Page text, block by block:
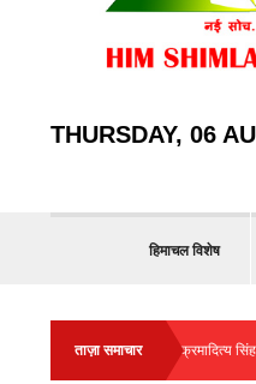
THURSDAY, 06
हिमाचल विशेष
ताज़ा समाचार
की जा रही व्यय – विक्रमादित्य सिंह •